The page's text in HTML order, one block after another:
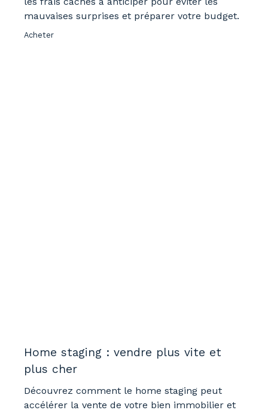
mauvaises surprises et préparer votre budget.
Acheter
Home staging : vendre plus vite et
plus cher
Découvrez comment le home staging peut
accélérer la vente de votre bien immobilier et